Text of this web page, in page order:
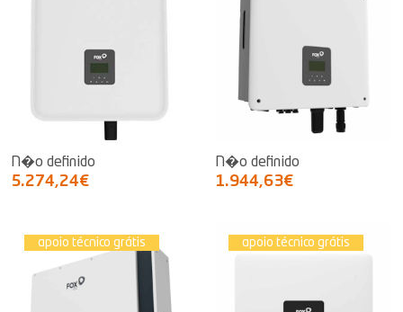
N�o definido
5.274,24€
N�o definido
1.944,63€
apoio técnico grátis apoio técnico grátis